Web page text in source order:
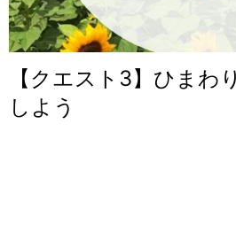
【クエスト3】ひまわ
しよう